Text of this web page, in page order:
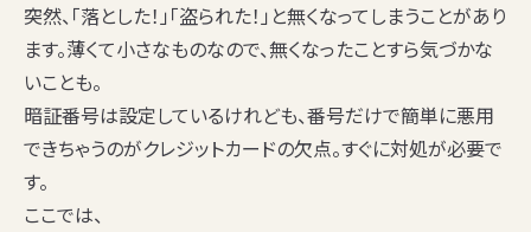
突然、「落とした！」「盗られた！」と無くなってしまうことがあり
ます。薄くて小さなものなので、無くなったことすら気づかな
いことも。
暗証番号は設定しているけれども、番号だけで簡単に悪用
できちゃうのがクレジットカードの欠点。すぐに対処が必要で
す。
ここでは、